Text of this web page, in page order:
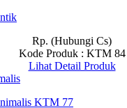
Rp. (Hubungi Cs)
Kode Produk : KTM 84
Lihat Detail Produk